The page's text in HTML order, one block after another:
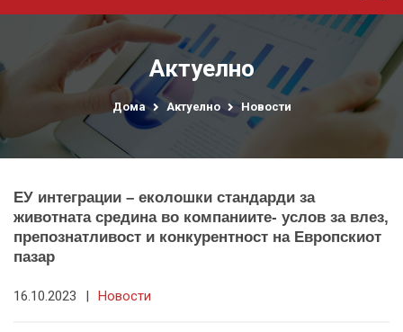
Актуелно
Дома Актуелно Новости
ЕУ интеграции – еколошки стандарди за
животната средина во компаниите- услов за влез,
препознатливост и конкурентност на Европскиот
пазар
16.10.2023 | Новости